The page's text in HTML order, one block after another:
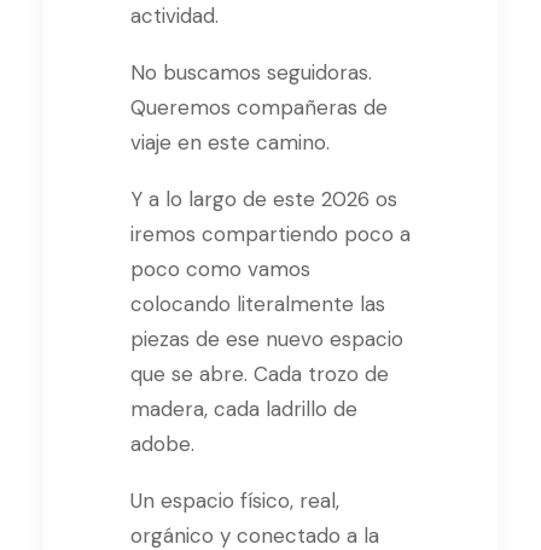
actividad.
No buscamos seguidoras.
Queremos compañeras de
viaje en este camino.
Y a lo largo de este 2026 os
iremos compartiendo poco a
poco como vamos
colocando literalmente las
piezas de ese nuevo espacio
que se abre. Cada trozo de
madera, cada ladrillo de
adobe.
Un espacio físico, real,
orgánico y conectado a la